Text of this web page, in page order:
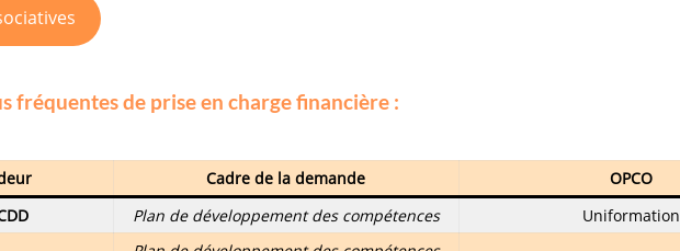
fréquentes de prise en charge financière :
Cadre de la demande
OPCO
Plan de développement des compétences Uniformation